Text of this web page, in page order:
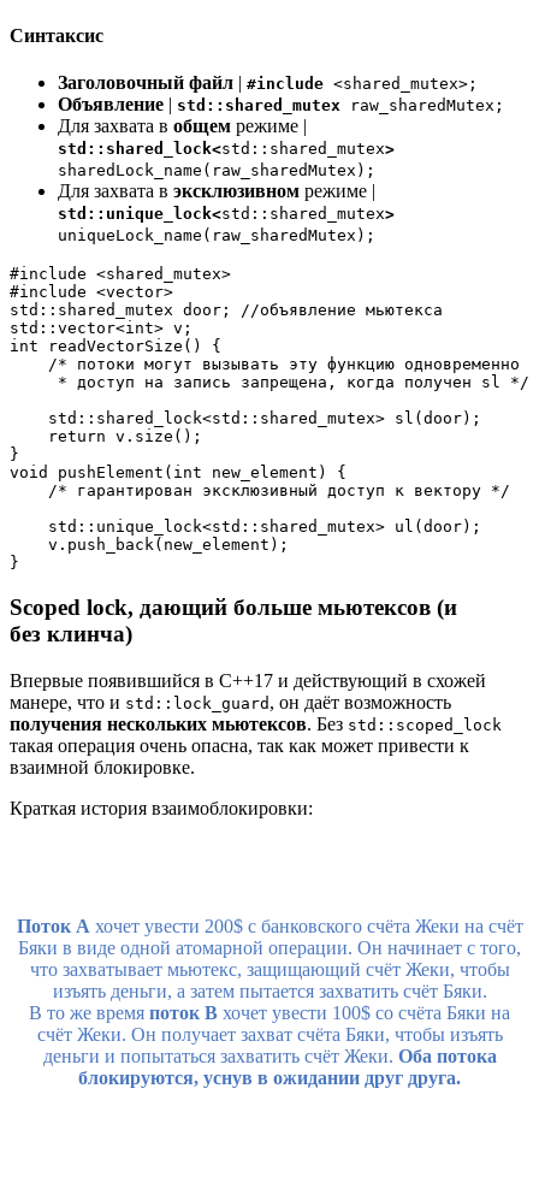
Синтаксис
Заголовочный файл | #include <shared_mutex>;
Объявление | std::shared_mutex raw_sharedMutex;
Для захвата в общем режиме |
std::shared_lock<std::shared_mutex>
sharedLock_name(raw_sharedMutex);
Для захвата в эксклюзивном режиме |
std::unique_lock<std::shared_mutex>
uniqueLock_name(raw_sharedMutex);
#include <shared_mutex>
#include <vector>
std::shared_mutex door; //объявление мьютекса
std::vector<int> v;
int readVectorSize() {
}
void pushElement(int new_element) {
}
Scoped lock, дающий больше мьютексов (и
без клинча)
Впервые появившийся в C++17 и действующий в схожей
манере, что и std::lock_guard , он даёт возможность
получения нескольких мьютексов. Без std::scoped_lock
такая операция очень опасна, так как может привести к
взаимной блокировке.
Краткая история взаимоблокировки:
Поток A хочет увести 200$ с банковского счёта Жеки на счёт
Бяки в виде одной атомарной операции. Он начинает с того,
что захватывает мьютекс, защищающий счёт Жеки, чтобы
изъять деньги, а затем пытается захватить счёт Бяки.
В то же время поток B хочет увести 100$ со счёта Бяки на
счёт Жеки. Он получает захват счёта Бяки, чтобы изъять
деньги и попытаться захватить счёт Жеки. Оба потока
блокируются, уснув в ожидании друг друга.